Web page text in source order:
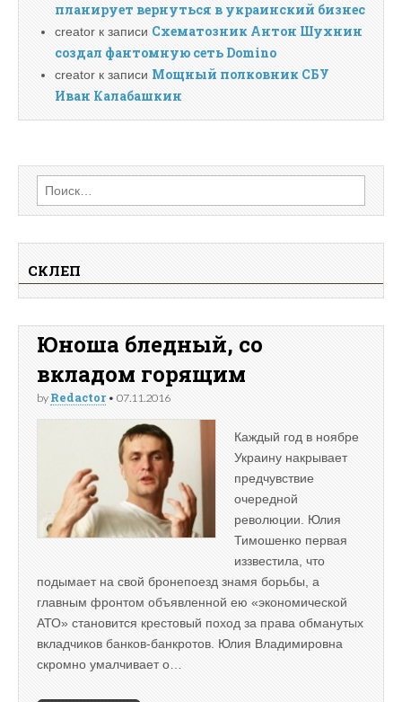
планирует вернуться в украинский бизнес
creator к записи Схематозник Антон Шухнин
создал фантомную сеть Domino
creator к записи Мощный полковник СБУ
Иван Калабашкин
Найти:
СКЛЕП
Юноша бледный, со
вкладом горящим
by Redactor• 07.11.2016
Каждый год в ноябре
Украину накрывает
предчувствие
очередной
революции. Юлия
Тимошенко первая
иззвестила, что
подымает на свой бронепоезд знамя борьбы, а
главным фронтом объявленной ею «экономической
АТО» становится крестовый поход за права обманутых
вкладчиков банков-банкротов. Юлия Владимировна
скромно умалчивает о…